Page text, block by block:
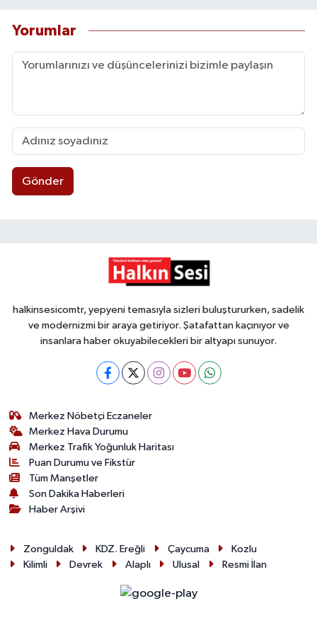
Yorumlar
Gönder
halkinsesicomtr, yepyeni temasıyla sizleri buluştururken, sadelik
ve modernizmi bir araya getiriyor. Şatafattan kaçınıyor ve
insanlara haber okuyabilecekleri bir altyapı sunuyor.
Merkez Nöbetçi Eczaneler
Merkez Hava Durumu
Merkez Trafik Yoğunluk Haritası
Puan Durumu ve Fikstür
Tüm Manşetler
Son Dakika Haberleri
Haber Arşivi
Zonguldak KDZ. Ereğli Çaycuma
Kozlu
Kilimli
Devrek Alaplı Ulusal Resmi İlan